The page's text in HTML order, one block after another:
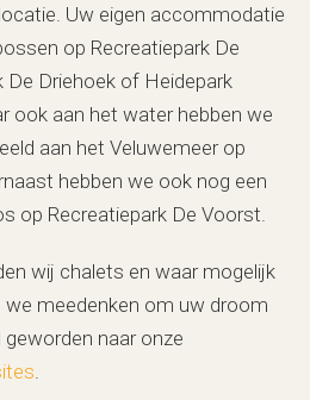
Uw eigen accommodatie
op Recreatiepark De
De Driehoek of Heidepark
ook aan het water hebben we
aan het Veluwemeer op
hebben we ook nog een
op Recreatiepark De Voorst.
wij chalets en waar mogelijk
we meedenken om uw droom
naar onze